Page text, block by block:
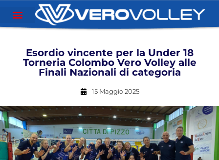
Esordio vincente per la Under 18
Torneria Colombo Vero Volley alle
Finali Nazionali di categoria
15 Maggio 2025